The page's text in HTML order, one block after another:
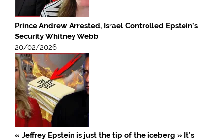
Prince Andrew Arrested, Israel Controlled Epstein’s
Security Whitney Webb
20/02/2026
« Jeffrey Epstein is just the tip of the iceberg » It’s